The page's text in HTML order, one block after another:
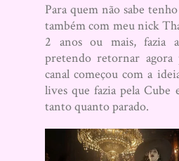
Para quem não sabe
também com meu nick
2 anos ou mais, fazia
pretendo retornar agora
canal começou com a
lives que fazia pela Cube
tanto quanto parado.